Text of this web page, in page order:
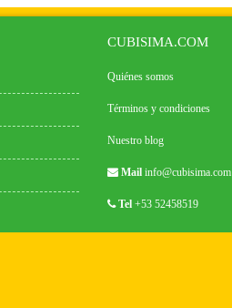
CUBISIMA.COM
Quiénes somos
Términos y condiciones
Nuestro blog
Mail info@cubisima.com
Tel +53 52458519